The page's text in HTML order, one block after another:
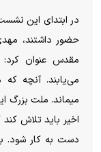
در ابتدای این
حضور داشتند،
مقدس عنوان
می‌یابند. آنچه
میماند. ملت بزرگ
اخیر باید تلاش
دست به کار شود.